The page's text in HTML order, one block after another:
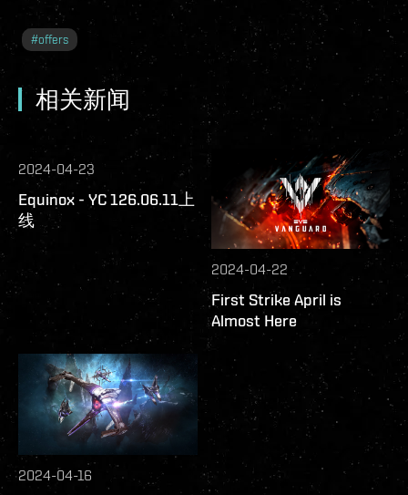
#offers
相关新闻
2024-04-23
Equinox - YC 126.06.11上
线
2024-04-22
First Strike April is
Almost Here
2024-04-16